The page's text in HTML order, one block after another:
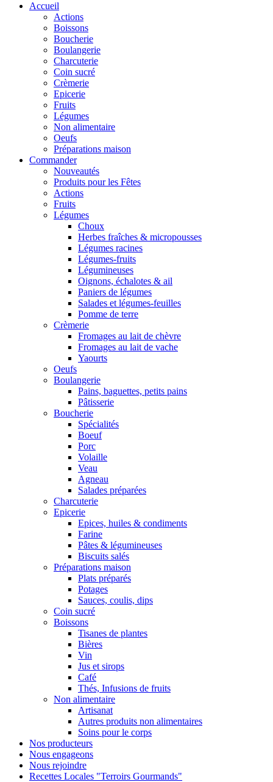
Accueil
Actions
Boissons
Boucherie
Boulangerie
Charcuterie
Coin sucré
Crèmerie
Epicerie
Fruits
Légumes
Non alimentaire
Oeufs
Préparations maison
Commander
Nouveautés
Produits pour les Fêtes
Actions
Fruits
Légumes
Choux
Herbes fraîches & micropousses
Légumes racines
Légumes-fruits
Légumineuses
Oignons, échalotes & ail
Paniers de légumes
Salades et légumes-feuilles
Pomme de terre
Crèmerie
Fromages au lait de chèvre
Fromages au lait de vache
Yaourts
Oeufs
Boulangerie
Pains, baguettes, petits pains
Pâtisserie
Boucherie
Spécialités
Boeuf
Porc
Volaille
Veau
Agneau
Salades préparées
Charcuterie
Epicerie
Epices, huiles & condiments
Farine
Pâtes & légumineuses
Biscuits salés
Préparations maison
Plats préparés
Potages
Sauces, coulis, dips
Coin sucré
Boissons
Tisanes de plantes
Bières
Vin
Jus et sirops
Café
Thés, Infusions de fruits
Non alimentaire
Artisanat
Autres produits non alimentaires
Soins pour le corps
Nos producteurs
Nous engageons
Nous rejoindre
Recettes Locales "Terroirs Gourmands"